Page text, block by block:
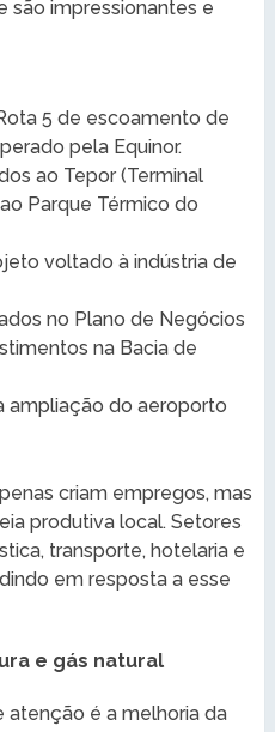
são impressionantes e
5 de escoamento de
pela Equinor.
ao Tepor (Terminal
Parque Térmico do
voltado à indústria de
no Plano de Negócios
na Bacia de
ampliação do aeroporto
criam empregos, mas
produtiva local. Setores
transporte, hotelaria e
em resposta a esse
e gás natural
é a melhoria da